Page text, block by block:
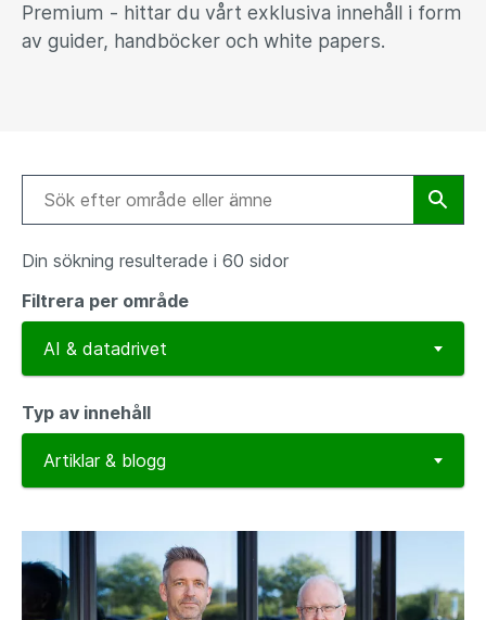
Premium - hittar du vårt exklusiva innehåll i form
av guider, handböcker och white papers.
Din sökning resulterade i 60 sidor
Filtrera per område
Typ av innehåll